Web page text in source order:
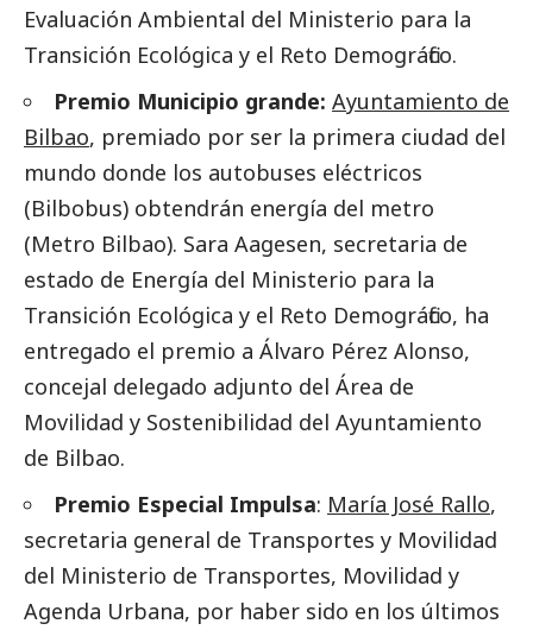
Evaluación Ambiental del Ministerio para la
Transición Ecológica y el Reto Demográfico.
Premio Municipio grande: Ayuntamiento de
Bilbao, premiado por ser la primera ciudad del
mundo donde los autobuses eléctricos
(Bilbobus) obtendrán energía del metro
(Metro Bilbao). Sara Aagesen, secretaria de
estado de Energía del Ministerio para la
Transición Ecológica y el Reto Demográfico, ha
entregado el premio a Álvaro Pérez Alonso,
concejal delegado adjunto del Área de
Movilidad y Sostenibilidad del Ayuntamiento
de Bilbao.
Premio Especial Impulsa: María José Rallo,
secretaria general de Transportes y Movilidad
del Ministerio de Transportes, Movilidad y
Agenda Urbana, por haber sido en los últimos